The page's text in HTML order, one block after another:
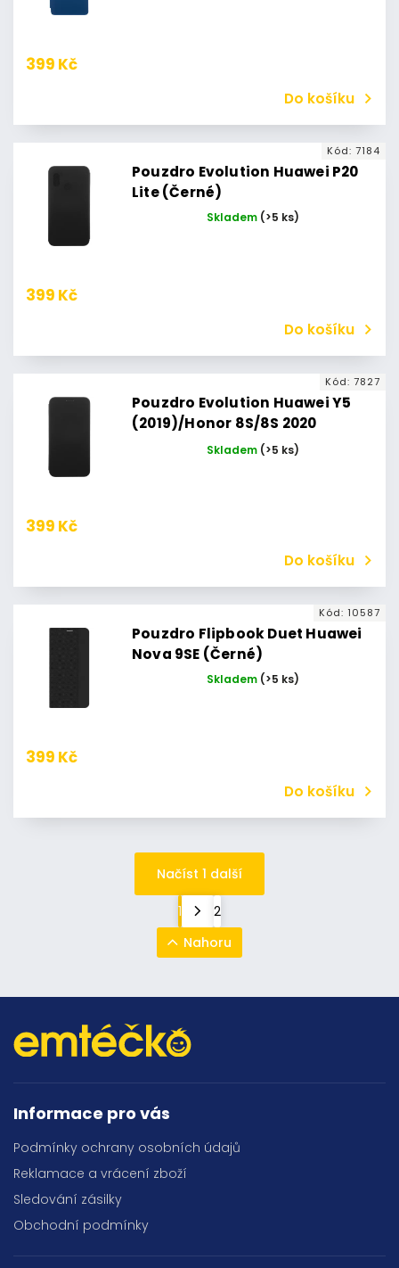
399 Kč
Do košíku
Pouzdro Evolution Huawei P20
Lite (Černé)
Skladem (>5 ks)
399 Kč
Do košíku
Kód: 7184
Pouzdro Evolution Huawei Y5
(2019)/Honor 8S/8S 2020
Skladem (>5 ks)
399 Kč
Do košíku
Kód: 7827
Pouzdro Flipbook Duet Huawei
Nova 9SE (Černé)
Skladem (>5 ks)
399 Kč
Do košíku
Kód: 10587
Načíst 1 další
1
2
Nahoru
Informace pro vás
Podmínky ochrany osobních údajů
Reklamace a vrácení zboží
Sledování zásilky
Obchodní podmínky